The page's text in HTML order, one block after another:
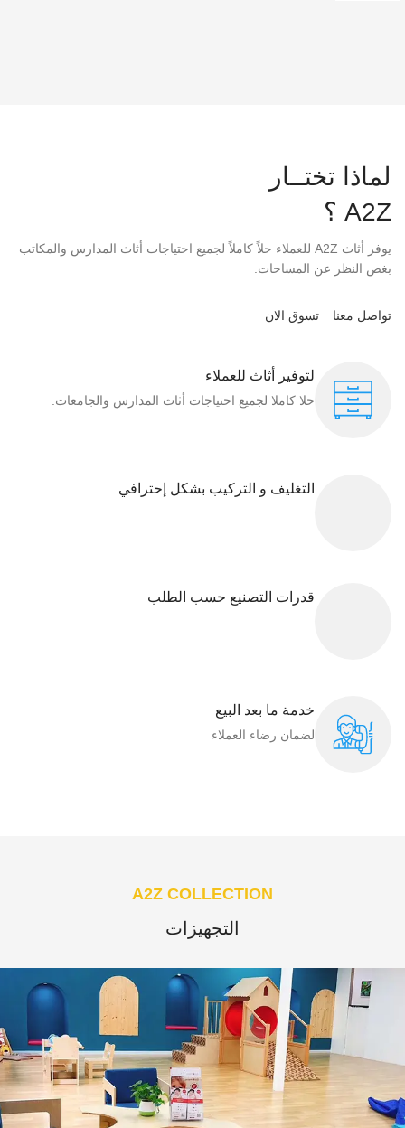
لماذا تختــار
A2Z ؟
يوفر أثاث A2Z للعملاء حلاً كاملاً لجميع احتياجات أثاث المدارس والمكاتب
بغض النظر عن المساحات.
تواصل معنا تسوق الان
لتوفير أثاث للعملاء
حلا كاملا لجميع احتياجات أثاث المدارس والجامعات.
التغليف و التركيب بشكل إحترافي
قدرات التصنيع حسب الطلب
خدمة ما بعد البيع
لضمان رضاء العملاء​
A2Z COLLECTION
التجهيزات